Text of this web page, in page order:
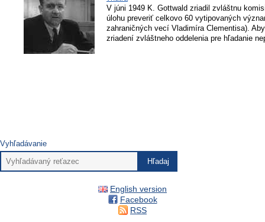
V júni 1949 K. Gottwald zriadil zvláštnu
úlohu preveriť celkovo 60 vytipovaných
zahraničných vecí Vladimíra Clementisa).
zriadení zvláštneho oddelenia pre hľadanie
Vyhľadávanie
English version
Facebook
RSS